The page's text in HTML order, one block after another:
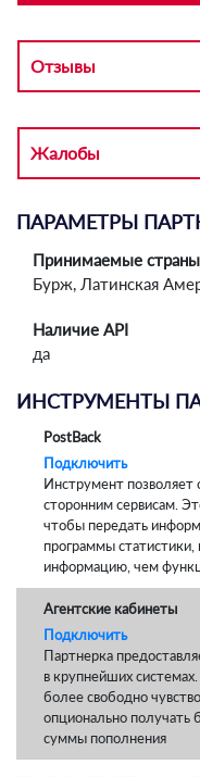
Отзывы
Жалобы
ПАРАМЕТРЫ
Принимаемые страны
Бурж, Латинская
Наличие API
да
ИНСТРУМЕНТЫ
PostBack
Подключить
Инструмент
сторонним сервисам.
чтобы передать
программы
информацию, чем
Агентские кабинеты
Подключить
Партнерка
в крупнейших
более свободно
опционально получать
суммы пополнения